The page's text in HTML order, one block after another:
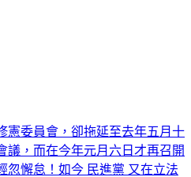
憲委員會，卻拖延至去年五月十
議，而在今年元月六日才再召開
忽懈怠！如今 民進黨 又在立法